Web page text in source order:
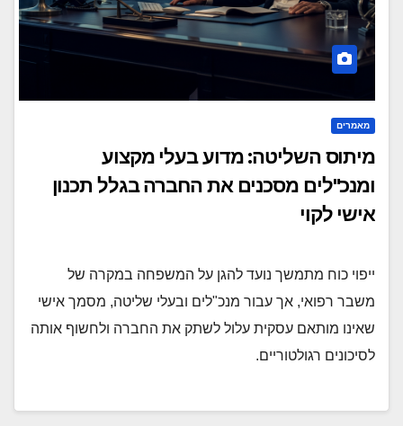
מאמרים
מיתוס השליטה: מדוע בעלי מקצוע
ומנכ"לים מסכנים את החברה בגלל תכנון
אישי לקוי
ייפוי כוח מתמשך נועד להגן על המשפחה במקרה של
משבר רפואי, אך עבור מנכ"לים ובעלי שליטה, מסמך אישי
שאינו מותאם עסקית עלול לשתק את החברה ולחשוף אותה
לסיכונים רגולטוריים.